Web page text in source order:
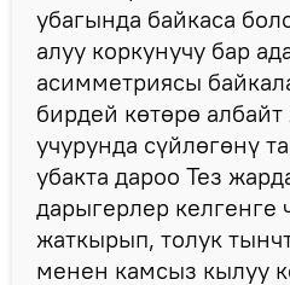
убагында байкаса
алуу коркунучу бар
асимметриясы
бирдей көтөрө
учурунда сүйлөгөнү
убакта дароо Тез
дарыгерлер келгенге
жаткырып, толук
менен камсыз кылуу